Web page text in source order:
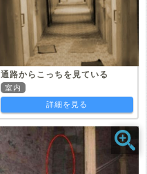
通路からこっちを見ている
室内
詳細を見る